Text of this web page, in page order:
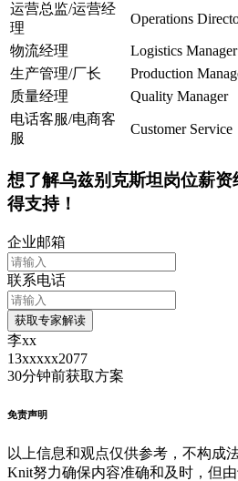
运营总监/运营经
理
Operations
物流经理 Logistics Manager
生产管理/厂长
Production
质量经理
Quality Manager
电话客服/电商客
服
Customer Service
想了解乌兹别克斯坦岗位薪
得支持！
企业邮箱
联系电话
获取专家解读
李xx
13xxxxx2077
30分钟前获取方案
免责声明
以上信息和观点仅供参考，不构成
Knit努力确保内容准确和及时，但